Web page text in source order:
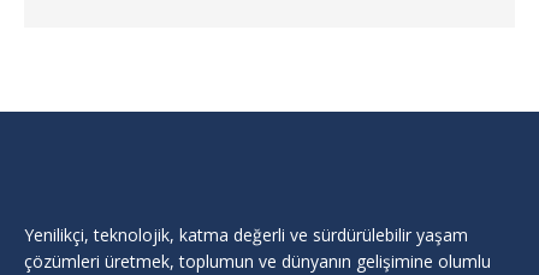
Yenilikçi, teknolojik, katma değerli ve sürdürülebilir yaşam
çözümleri üretmek, toplumun ve dünyanın gelişimine olumlu